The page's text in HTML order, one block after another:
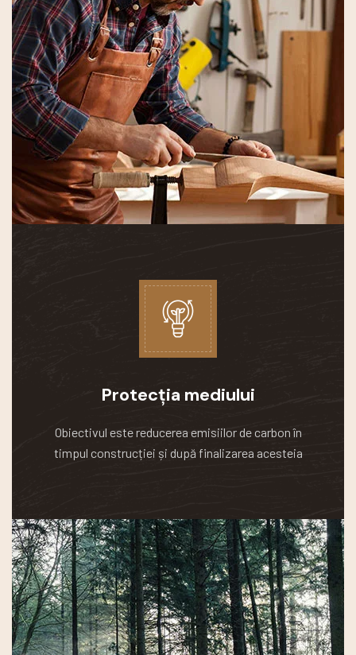
Protecția mediului
Obiectivul este reducerea emisiilor de carbon în
timpul construcției și după finalizarea acesteia